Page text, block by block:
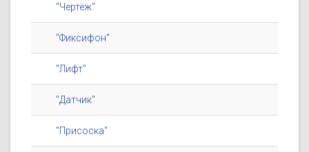
"Чертёж"
"Фиксифон"
"Лифт"
"Датчик"
"Присоска"